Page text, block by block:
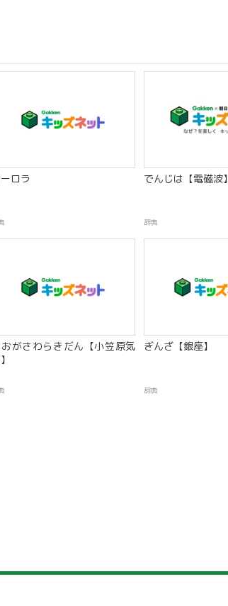
ロラ でんじは【電磁波】
辞典
おがさわらきだん【小笠原気
ぎんざ【銀座】
辞典